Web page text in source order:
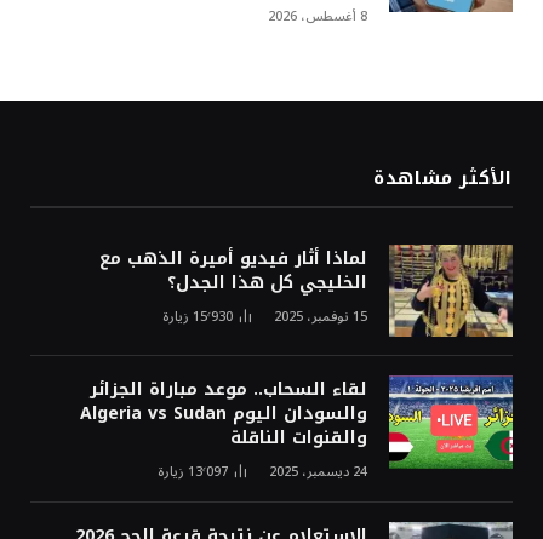
8 أغسطس، 2026
الأكثر مشاهدة
لماذا أثار فيديو أميرة الذهب مع
الخليجي كل هذا الجدل؟
15 نوفمبر، 2025 15٬930 زيارة
لقاء السحاب.. موعد مباراة الجزائر
والسودان اليوم Algeria vs Sudan
والقنوات الناقلة
24 ديسمبر، 2025 13٬097 زيارة